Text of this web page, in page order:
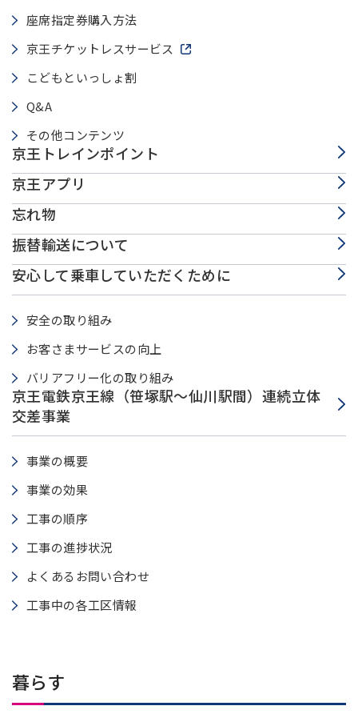
座席指定券購入方法
京王チケットレスサービス 新しいウィンドウで開きます
こどもといっしょ割
Q&A
その他コンテンツ
京王トレインポイント
京王アプリ
忘れ物
振替輸送について
安心して乗車していただくために
安全の取り組み
お客さまサービスの向上
バリアフリー化の取り組み
京王電鉄京王線（笹塚笹塚
駅～仙川駅間）連続立体
交差事業
事業の概要
事業の効果
工事の順序
工事の進捗状況
よくあるお問い合わせ
工事中の各工区情報
暮らす